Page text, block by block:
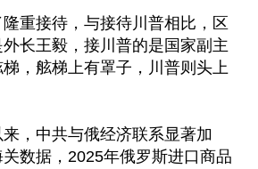
重接待，与接待川普相比，区
长王毅，接川普的是国家副主
，舷梯上有罩子，川普则头上
，中共与俄经济联系显著加
数据，2025年俄罗斯进口商品